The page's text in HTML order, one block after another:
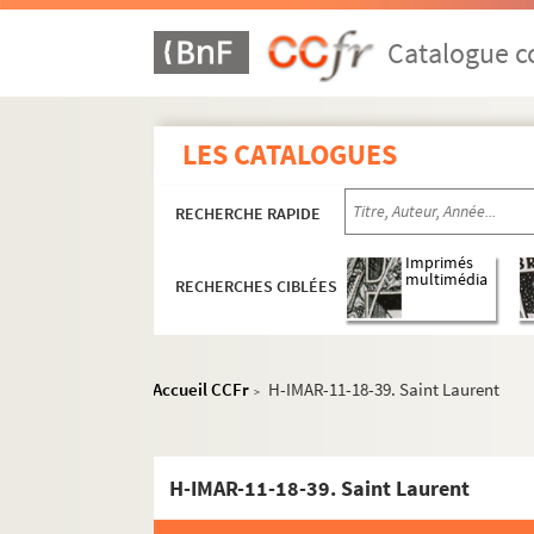
Catalogue
LES CATALOGUES
RECHERCHE RAPIDE
RECHERCHES CIBLÉES
Imprimés
multimédia
Accueil CCFr > H-IMAR-11-18-39. Saint Laurent
H-IMAR-11-18-39. Saint Laurent
H-IMAR-7-1-1 à H-IMAR-7-204-585.
H-IMAR-8-1-1 à H-IMAR-8-190-435.
H-IMAR-9-1-1 à H-IMAR-9-99-267.
H-IMAR-9-100-268 à H-IMAR-9-146-
H-IMAR-10-1-1 à H-IMAR-11-4-10.
H-IMAR-11-5-11 à H-IMAR-11-7-20.
H-IMAR-11-8-21. La vie de saint
H-IMAR-11-9-22. Le bienheureux